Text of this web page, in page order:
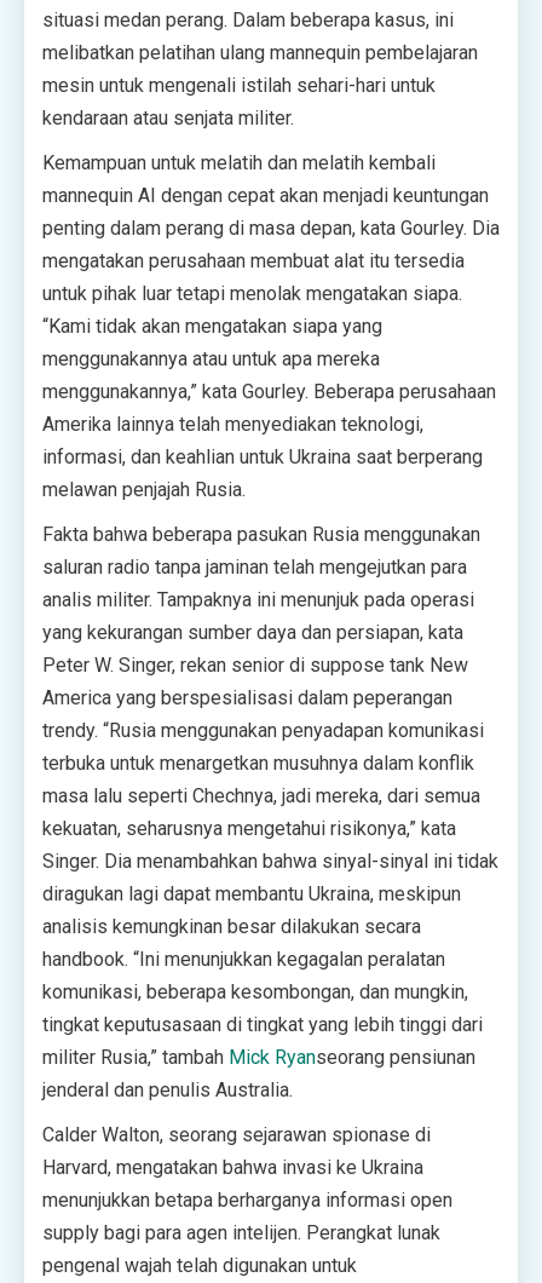
situasi medan perang. Dalam beberapa kasus, ini
melibatkan pelatihan ulang mannequin pembelajaran
mesin untuk mengenali istilah sehari-hari untuk
kendaraan atau senjata militer.
Kemampuan untuk melatih dan melatih kembali
mannequin AI dengan cepat akan menjadi keuntungan
penting dalam perang di masa depan, kata Gourley. Dia
mengatakan perusahaan membuat alat itu tersedia
untuk pihak luar tetapi menolak mengatakan siapa.
“Kami tidak akan mengatakan siapa yang
menggunakannya atau untuk apa mereka
menggunakannya,” kata Gourley. Beberapa perusahaan
Amerika lainnya telah menyediakan teknologi,
informasi, dan keahlian untuk Ukraina saat berperang
melawan penjajah Rusia.
Fakta bahwa beberapa pasukan Rusia menggunakan
saluran radio tanpa jaminan telah mengejutkan para
analis militer. Tampaknya ini menunjuk pada operasi
yang kekurangan sumber daya dan persiapan, kata
Peter W. Singer, rekan senior di suppose tank New
America yang berspesialisasi dalam peperangan
trendy. “Rusia menggunakan penyadapan komunikasi
terbuka untuk menargetkan musuhnya dalam konflik
masa lalu seperti Chechnya, jadi mereka, dari semua
kekuatan, seharusnya mengetahui risikonya,” kata
Singer. Dia menambahkan bahwa sinyal-sinyal ini tidak
diragukan lagi dapat membantu Ukraina, meskipun
analisis kemungkinan besar dilakukan secara
handbook. “Ini menunjukkan kegagalan peralatan
komunikasi, beberapa kesombongan, dan mungkin,
tingkat keputusasaan di tingkat yang lebih tinggi dari
militer Rusia,” tambah Mick Ryanseorang pensiunan
jenderal dan penulis Australia.
Calder Walton, seorang sejarawan spionase di
Harvard, mengatakan bahwa invasi ke Ukraina
menunjukkan betapa berharganya informasi open
supply bagi para agen intelijen. Perangkat lunak
pengenal wajah telah digunakan untuk